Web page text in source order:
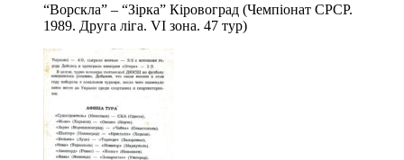
“Ворскла” – “Зірка” Кіровоград (Чемпіонат СРСР.
1989. Друга ліга. VІ зона. 47 тур)